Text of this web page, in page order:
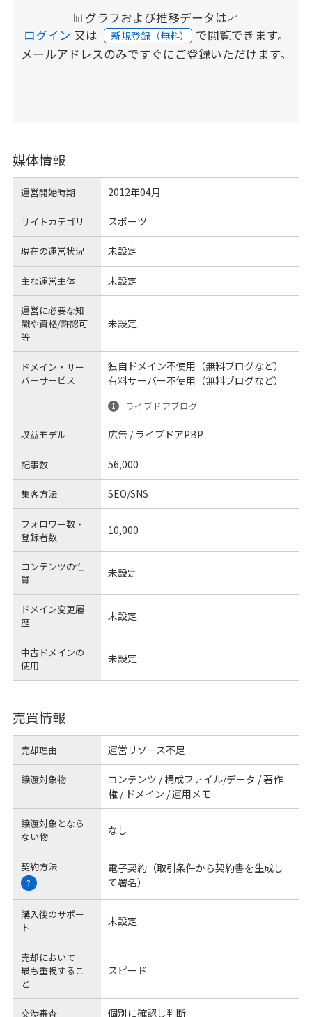
📊グラフおよび推移データは📈
ログイン 又は 新規登録（無料） で閲覧できます。
メールアドレスのみですぐにご登録いただけます。
媒体情報
運営開始時期 2012年04月
サイトカテゴリ スポーツ
現在の運営状況 未設定
主な運営主体 未設定
運営に必要な知
識や資格/許認可
等
未設定
ドメイン・サー
バーサービス
独自ドメイン不使用（無料ブログなど）
有料サーバー不使用（無料ブログなど）
ライブドアブログ
収益モデル 広告 / ライブドアPBP
記事数 56,000
集客方法 SEO/SNS
フォロワー数・
登録者数
10,000
コンテンツの性
質
未設定
ドメイン変更履
歴
未設定
中古ドメインの
使用
未設定
売買情報
売却理由 運営リソース不足
譲渡対象物
コンテンツ / 構成ファイル/データ / 著作
権 / ドメイン / 運用メモ
譲渡対象となら
ない物
なし
契約方法
?
電子契約（取引条件から契約書を生成し
て署名）
購入後のサポー
ト
未設定
売却において
最も重視するこ
と
スピード
交渉審査 個別に確認し判断